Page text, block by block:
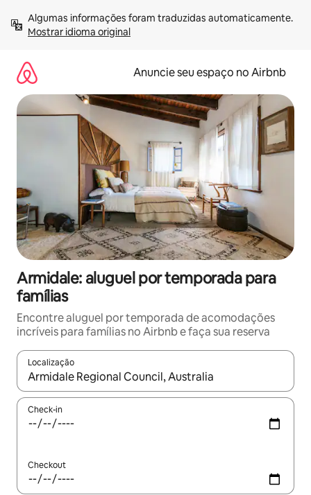
para
Mostrar idioma original
Anuncie seu espaço no Airbnb
Armidale: aluguel por temporada para
famílias
Encontre aluguel por temporada de acomodações
incríveis para famílias no Airbnb e faça sua reserva
Localização
Quando os resultados estiverem disponíveis, explore-os
Check-in
Checkout